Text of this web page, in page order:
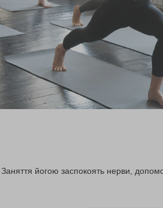
Заняття йогою заспокоять нерви,